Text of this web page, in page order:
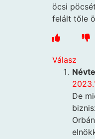
öcsi
felált tőle
Válasz
De